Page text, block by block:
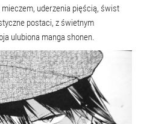
uderzenia pięścią, świst
postaci, z świetnym
ulubiona manga shonen.